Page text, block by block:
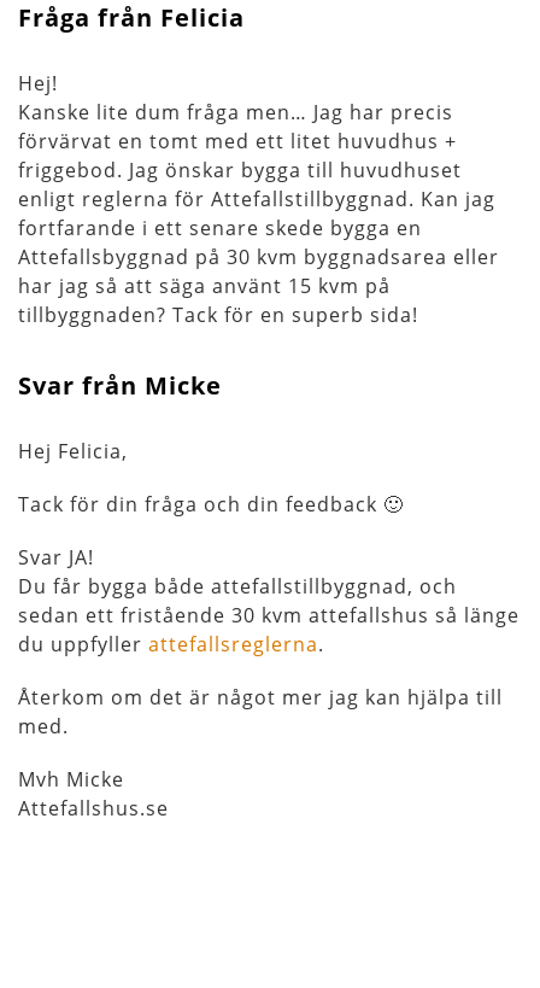
Fråga från Felicia
Hej!
Kanske lite dum fråga men… Jag har precis
förvärvat en tomt med ett litet huvudhus +
friggebod. Jag önskar bygga till huvudhuset
enligt reglerna för Attefallstillbyggnad. Kan jag
fortfarande i ett senare skede bygga en
Attefallsbyggnad på 30 kvm byggnadsarea eller
har jag så att säga använt 15 kvm på
tillbyggnaden? Tack för en superb sida!
Svar från Micke
Hej Felicia,
Tack för din fråga och din feedback 🙂
Svar JA!
Du får bygga både attefallstillbyggnad, och
sedan ett fristående 30 kvm attefallshus så länge
du uppfyller attefallsreglerna.
Återkom om det är något mer jag kan hjälpa till
med.
Mvh Micke
Attefallshus.se